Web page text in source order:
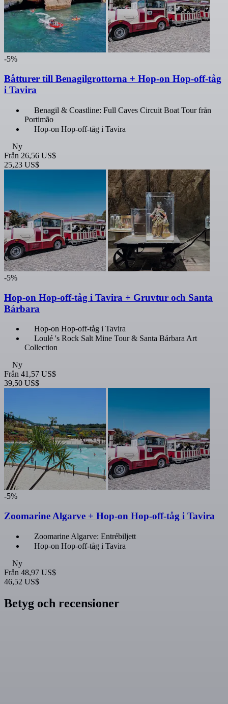
-5%
Båtturer till Benagilgrottorna + Hop-on Hop-off-tåg
i Tavira
Benagil & Coastline: Full Caves Circuit Boat Tour från
Portimão
Hop-on Hop-off-tåg i Tavira
Ny
Från 26,56 US$
25,23 US$
-5%
Hop-on Hop-off-tåg i Tavira + Gruvtur och Santa
Bárbara
Hop-on Hop-off-tåg i Tavira
Loulé 's Rock Salt Mine Tour & Santa Bárbara Art
Collection
Ny
Från 41,57 US$
39,50 US$
-5%
Zoomarine Algarve + Hop-on Hop-off-tåg i Tavira
Zoomarine Algarve: Entrébiljett
Hop-on Hop-off-tåg i Tavira
Ny
Från 48,97 US$
46,52 US$
Betyg och recensioner